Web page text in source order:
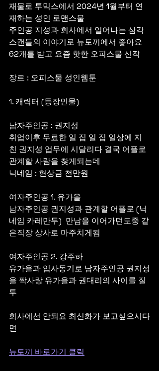
재물로 투믹스에서 2024년 1월부터 연
재하는 성인 로맨스물
주인공 지성과 회사에서 일어나는 삼각
스캔들의 이야기로 뉴토끼에서 좋아요
62개를 받고 요즘 핫한 오피스물 신작
장르 : 오피스물 성인웹툰
1. 캐릭터 (등장인물)
남자주인공 : 권지성
취업이후 무료한 일 집 일 집 일상에 지
친 권지성 업무에 시달리다 결국 어플로
관계할 사람을 찾게되는데
닉네임 : 현상금 천만원
여자주인공 1. 유가을
남자주인공 권지성과 관계할 어플로 (닉
네임 카레만두)  만남을 이어가던도중 같
은직장 상사로 마주치게됨
여자주인공 2. 강주하
유가을과 입사동기로 남자주인공 권지성
을 짝사랑 유가을과 권대리의 사이를 질
투
회사에선 안되요 최신화가 보고싶으시다
면
뉴토끼 바로가기 클릭